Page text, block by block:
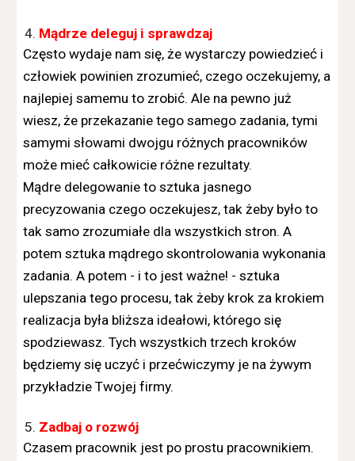
Mądrze deleguj i sprawdzaj
Często wydaje nam się, że wystarczy powiedzieć i
człowiek powinien zrozumieć, czego oczekujemy, a
najlepiej samemu to zrobić. Ale na pewno już
wiesz, że przekazanie tego samego zadania, tymi
samymi słowami dwojgu różnych pracowników
może mieć całkowicie różne rezultaty.
Mądre delegowanie to sztuka jasnego
precyzowania czego oczekujesz, tak żeby było to
tak samo zrozumiałe dla wszystkich stron. A
potem sztuka mądrego skontrolowania wykonania
zadania. A potem - i to jest ważne! - sztuka
ulepszania tego procesu, tak żeby krok za krokiem
realizacja była bliższa ideałowi, którego się
spodziewasz. Tych wszystkich trzech kroków
będziemy się uczyć i przećwiczymy je na żywym
przykładzie Twojej firmy.
Zadbaj o rozwój
Czasem pracownik jest po prostu pracownikiem.